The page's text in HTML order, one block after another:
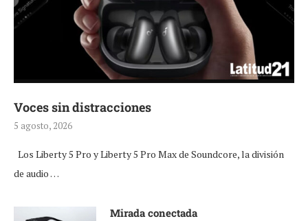
Voces sin distracciones
5 agosto, 2026
Los Liberty 5 Pro y Liberty 5 Pro Max de Soundcore, la división
de audio …
Mirada conectada